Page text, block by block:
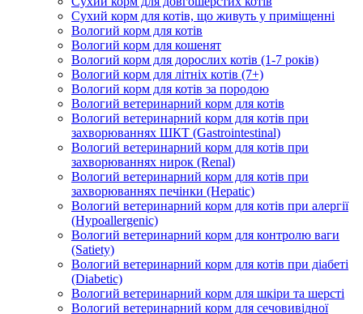
Сухий корм для котів, що живуть у приміщенні
Вологий корм для котів
Вологий корм для кошенят
Вологий корм для дорослих котів (1-7 років)
Вологий корм для літніх котів (7+)
Вологий корм для котів за породою
Вологий ветеринарний корм для котів
Вологий ветеринарний корм для котів при
захворюваннях ШКТ (Gastrointestinal)
Вологий ветеринарний корм для котів при
захворюваннях нирок (Renal)
Вологий ветеринарний корм для котів при
захворюваннях печінки (Hepatic)
Вологий ветеринарний корм для котів при алергії
(Hypoallergenic)
Вологий ветеринарний корм для контролю ваги
(Satiety)
Вологий ветеринарний корм для котів при діабеті
(Diabetic)
Вологий ветеринарний корм для шкіри та шерсті
Вологий ветеринарний корм для сечовивідної